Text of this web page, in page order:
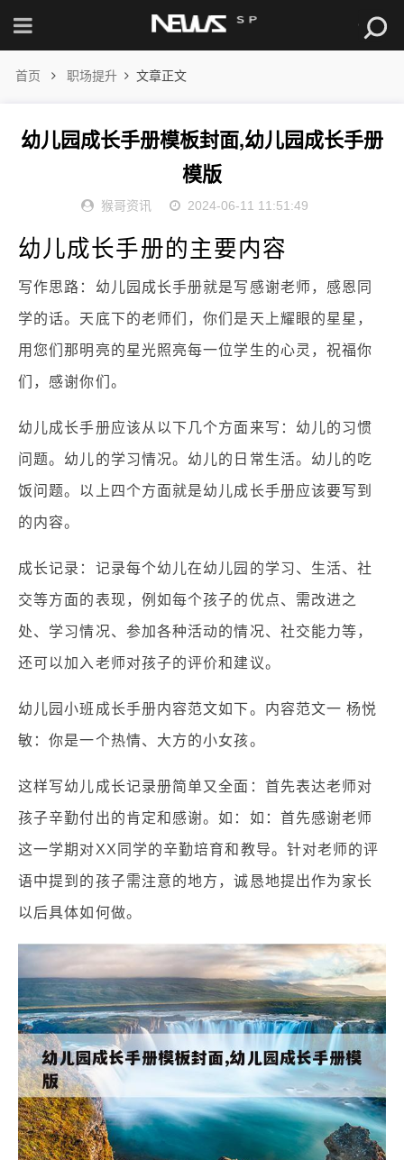
首页 职场提升 文章正文
幼儿园成长手册模板封面,幼儿园成长手册
模版
猴哥资讯 2024-06-11 11:51:49
幼儿成长手册的主要内容
写作思路：幼儿园成长手册就是写感谢老师，感恩同
学的话。天底下的老师们，你们是天上耀眼的星星，
用您们那明亮的星光照亮每一位学生的心灵，祝福你
们，感谢你们。
幼儿成长手册应该从以下几个方面来写：幼儿的习惯
问题。幼儿的学习情况。幼儿的日常生活。幼儿的吃
饭问题。以上四个方面就是幼儿成长手册应该要写到
的内容。
成长记录：记录每个幼儿在幼儿园的学习、生活、社
交等方面的表现，例如每个孩子的优点、需改进之
处、学习情况、参加各种活动的情况、社交能力等，
还可以加入老师对孩子的评价和建议。
幼儿园小班成长手册内容范文如下。内容范文一 杨悦
敏：你是一个热情、大方的小女孩。
这样写幼儿成长记录册简单又全面：首先表达老师对
孩子辛勤付出的肯定和感谢。如：如：首先感谢老师
这一学期对XX同学的辛勤培育和教导。针对老师的评
语中提到的孩子需注意的地方，诚恳地提出作为家长
以后具体如何做。